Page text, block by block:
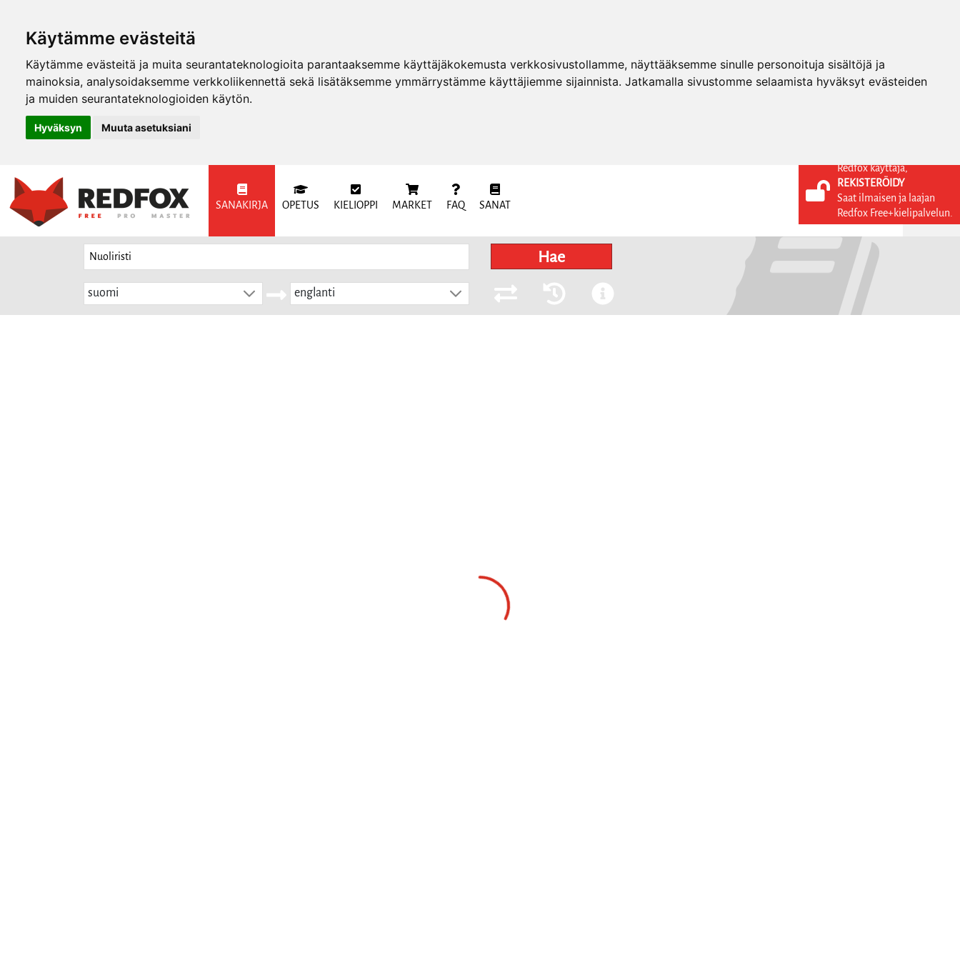
Käytämme evästeitä
Käytämme evästeitä ja muita seurantateknologioita parantaaksemme käyttäjäkokemusta verkkosivustollamme, näyttääksemme sinulle personoituja sisältöjä ja
mainoksia, analysoidaksemme verkkoliikennettä sekä lisätäksemme ymmärrystämme käyttäjiemme sijainnista. Jatkamalla sivustomme selaamista hyväksyt evästeiden
ja muiden seurantateknologioiden käytön.
Hyväksyn Muuta asetuksiani
SANAKIRJA OPETUS KIELIOPPI MARKET FAQ SANAT
KIRJAUDU SISÄÄN
REKISTERÖIDY
Hae
suomi englanti
Redfox käyttäjä,
REKISTERÖIDY
Saat ilmaisen ja laajan
Redfox Free+kielipalvelun.